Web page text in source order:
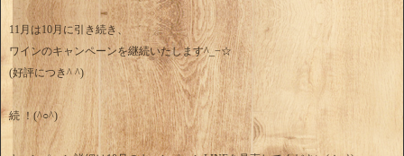
11月は10月に引き続き、
ワインのキャンペーンを継続いたします^_−☆
(好評につき^ ^)
続 ！(^○^)